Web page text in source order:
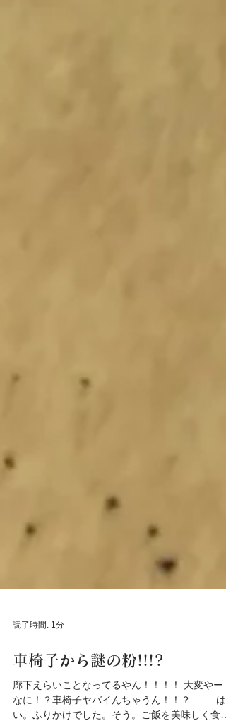
読了時間: 1分
車椅子から謎の粉!!!?